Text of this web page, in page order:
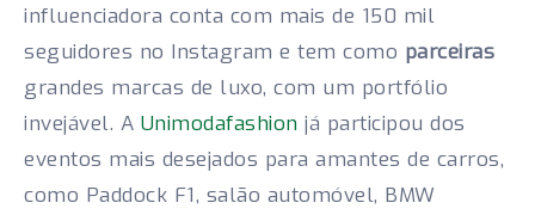
influenciadora conta com mais de 150 mil
seguidores no Instagram e tem como parceiras
grandes marcas de luxo, com um portfólio
invejável. A Unimodafashion já participou dos
eventos mais desejados para amantes de carros,
como Paddock F1, salão automóvel, BMW